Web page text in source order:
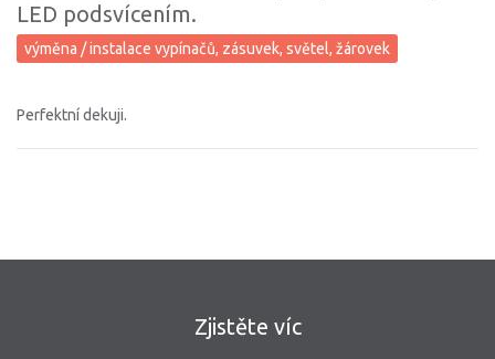
LED podsvícením.
výměna / instalace vypínačů, zásuvek, světel, žárovek
Perfektní dekuji.
Zjistěte víc